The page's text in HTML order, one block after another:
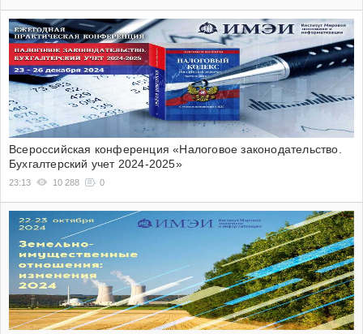
Всероссийская конференция «Налоговое законодательство.
Бухгалтерский учет 2024-2025»
23:13 10 288 0